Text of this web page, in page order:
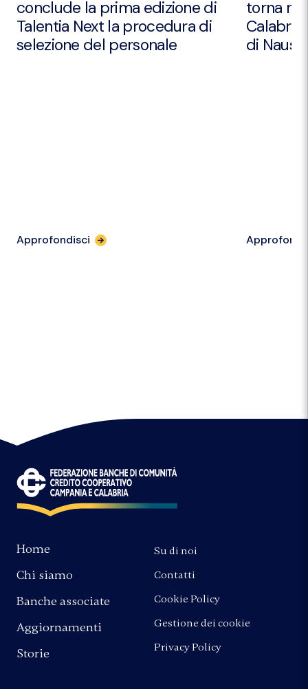
conclude la prima edizione di
Talentia Next la procedura di
selezione del personale
Approfondisci
torna
Calabria
di
Home
Chi siamo
Banche associate
Aggiornamenti
Storie
Su di noi
Contatti
Cookie Policy
Gestione dei cookie
Privacy Policy